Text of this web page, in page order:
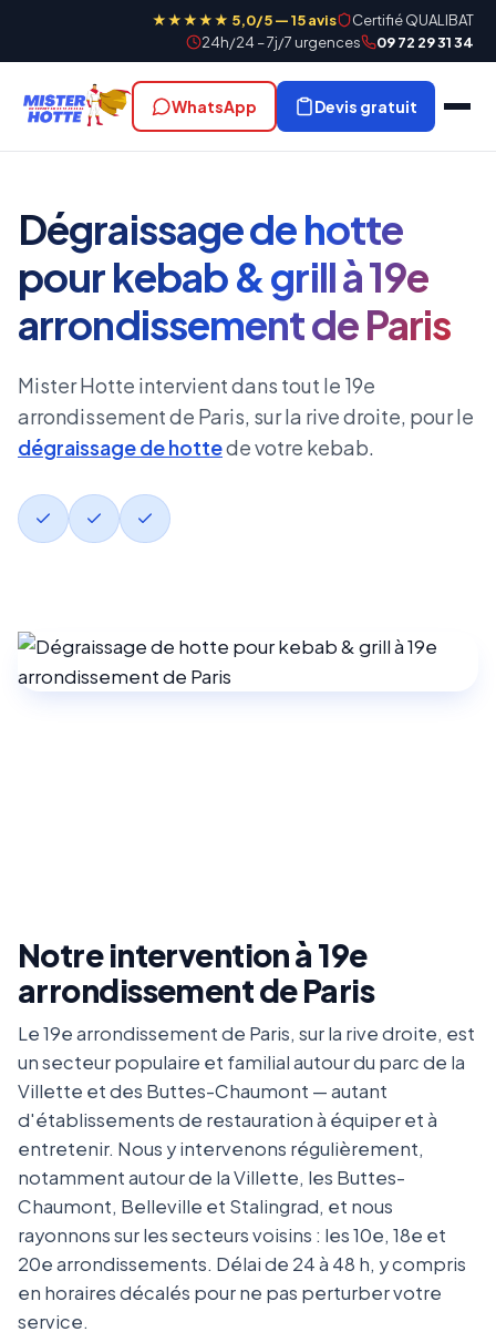
★★★★★ 5,0/5 — 15 avis
Certifié QUALIBAT
24h/24 – 7j/7 urgences
09 72 29 31 34
WhatsApp Devis gratuit
Dégraissage de hotte
pour kebab & grill à 19e
arrondissement de Paris
Mister Hotte intervient dans tout le 19e
arrondissement de Paris, sur la rive droite, pour le
dégraissage de hottede votre kebab.
Notre intervention à 19e
arrondissement de Paris
Le 19e arrondissement de Paris, sur la rive droite, est
un secteur populaire et familial autour du parc de la
Villette et des Buttes-Chaumont — autant
d'établissements de restauration à équiper et à
entretenir. Nous y intervenons régulièrement,
notamment autour de la Villette, les Buttes-
Chaumont, Belleville et Stalingrad, et nous
rayonnons sur les secteurs voisins : les 10e, 18e et
20e arrondissements. Délai de 24 à 48 h, y compris
en horaires décalés pour ne pas perturber votre
service.